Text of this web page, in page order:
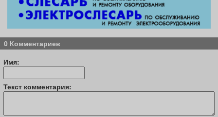
0 Комментариев
Имя:
Текст комментария: